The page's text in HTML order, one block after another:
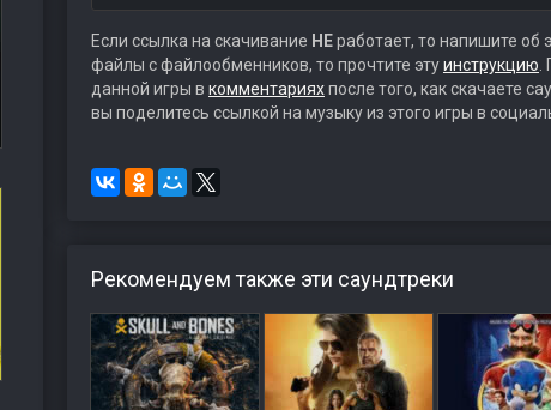
Если ссылка на скачивание НЕработает, то напишите об
файлы с файлообменников, то прочтите этуинструкцию
данной игры в комментарияхпосле того, как скачаете
вы поделитесь ссылкой на музыку из этого игры в
Рекомендуем также эти саундтреки